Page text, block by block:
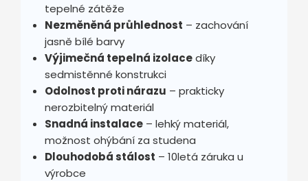
tepelné zátěže
Nezměněná průhlednost – zachování
jasně bílé barvy
Výjimečná tepelná izolacedíky
sedmistěnné konstrukci
Odolnost proti nárazu – prakticky
nerozbitelný materiál
Snadná instalace – lehký materiál,
možnost ohýbání za studena
Dlouhodobá stálost – 10letá záruka u
výrobce